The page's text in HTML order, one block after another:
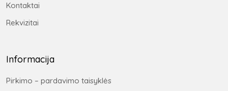
Kontaktai
Rekvizitai
Informacija
Pirkimo – pardavimo taisyklės